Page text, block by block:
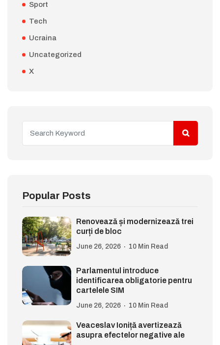
Sport
Tech
Ucraina
Uncategorized
X
Popular Posts
Renovează și modernizează trei
curți de bloc
June 26, 2026 10 Min Read
Parlamentul introduce
identificarea obligatorie pentru
cartelele SIM
June 26, 2026 10 Min Read
Veaceslav Ioniță avertizează
asupra efectelor negative ale